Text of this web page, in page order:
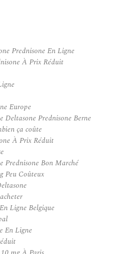
Prednisone En Ligne
À Prix Réduit
Europe
Deltasone Prednisone Berne
ça coûte
À Prix Réduit
Prednisone Bon Marché
Peu Coûteux
Ligne Belgique
En Ligne